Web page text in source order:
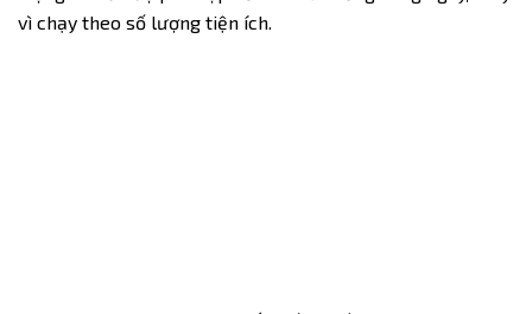
vì chạy theo số lượng tiện ích.